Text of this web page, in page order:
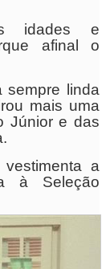
idades e
afinal o
sempre linda
mais uma
Júnior e das
a
à Seleção